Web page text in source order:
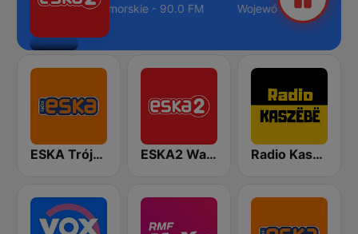
Województwo pomorskie - 90.0 FM
ESKA Trójmiasto ESKA2 Warszawa Radio Kaszebe